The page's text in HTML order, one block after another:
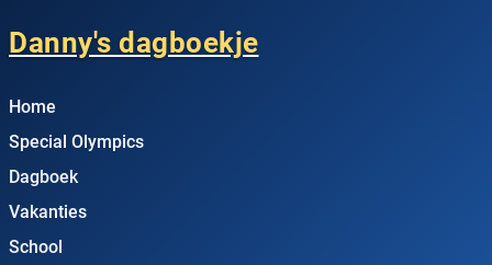
Danny's dagboekje
Home
Special Olympics
Dagboek
Vakanties
School